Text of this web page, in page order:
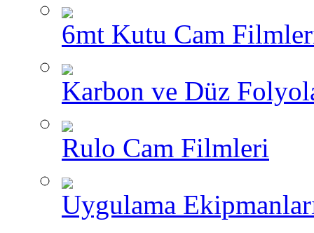
6mt Kutu Cam
Karbon ve Düz
Rulo Cam Filmleri
Uygulama